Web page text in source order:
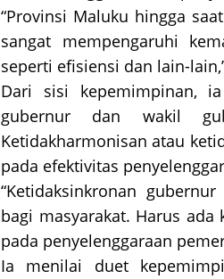
“Provinsi Maluku hingga
sangat mempengaruhi
seperti efisiensi dan lain-
Dari sisi kepemimpinan,
gubernur dan wakil
Ketidakharmonisan atau
pada efektivitas
“Ketidaksinkronan
bagi masyarakat. Harus
pada penyelenggaraan
Ia menilai duet